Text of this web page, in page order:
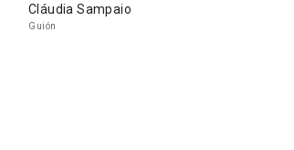
Cláudia Sampaio
Guión